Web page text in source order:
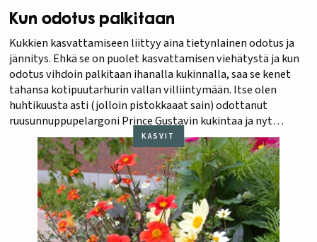
Kun odotus palkitaan
Kukkien kasvattamiseen liittyy aina tietynlainen odotus ja
jännitys. Ehkä se on puolet kasvattamisen viehätystä ja kun
odotus vihdoin palkitaan ihanalla kukinnalla, saa se kenet
tahansa kotipuutarhurin vallan villiintymään. Itse olen
huhtikuusta asti (jolloin pistokkaaat sain) odottanut
ruusunnuppupelargoni Prince Gustavin kukintaa ja nyt
suloiset täyteen ahdetut lähes vaahtokarkkimaiset hempeät
pallerot ovat avautumassa. Kasvihuoneessa ovat ruukussa
kukkineet…
KASVIT